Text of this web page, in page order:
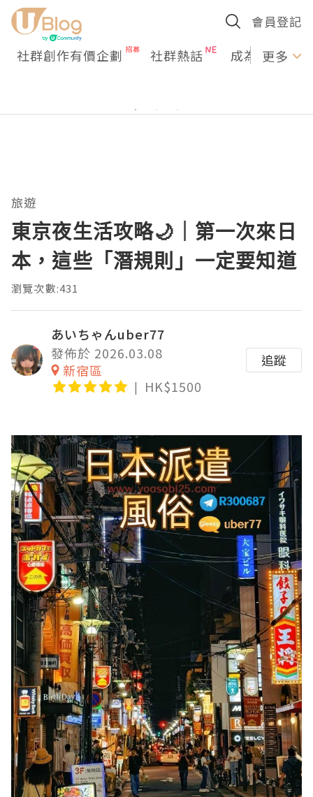
會員登記
社群創作有價企劃 社群熱話 成為U更多
旅遊
東京夜生活攻略🌙｜第一次來日
本，這些「潛規則」一定要知道
瀏覽次數:431
あいちゃんuber77
發佈於 2026.03.08
新宿區
HK$1500
追蹤